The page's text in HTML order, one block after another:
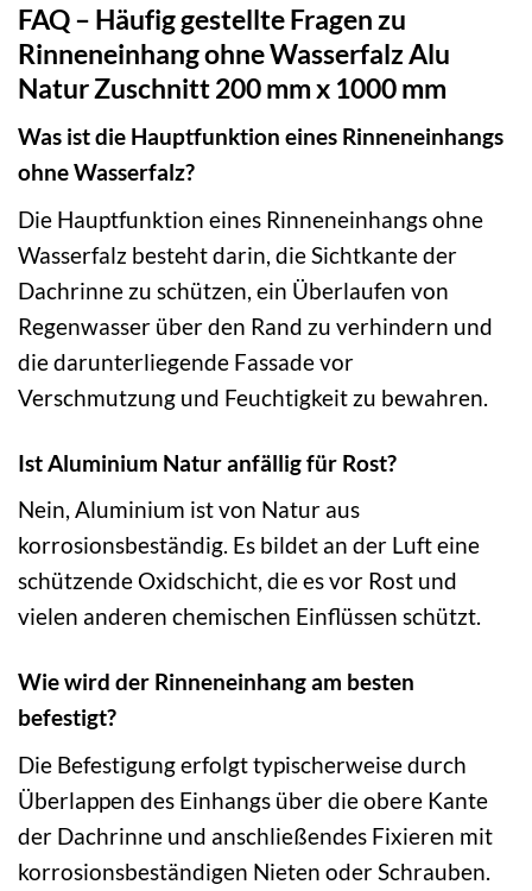
FAQ – Häufig gestellte Fragen zu
Rinneneinhang ohne Wasserfalz Alu
Natur Zuschnitt 200 mm x 1000 mm
Was ist die Hauptfunktion eines Rinneneinhangs
ohne Wasserfalz?
Die Hauptfunktion eines Rinneneinhangs ohne
Wasserfalz besteht darin, die Sichtkante der
Dachrinne zu schützen, ein Überlaufen von
Regenwasser über den Rand zu verhindern und
die darunterliegende Fassade vor
Verschmutzung und Feuchtigkeit zu bewahren.
Ist Aluminium Natur anfällig für Rost?
Nein, Aluminium ist von Natur aus
korrosionsbeständig. Es bildet an der Luft eine
schützende Oxidschicht, die es vor Rost und
vielen anderen chemischen Einflüssen schützt.
Wie wird der Rinneneinhang am besten
befestigt?
Die Befestigung erfolgt typischerweise durch
Überlappen des Einhangs über die obere Kante
der Dachrinne und anschließendes Fixieren mit
korrosionsbeständigen Nieten oder Schrauben.